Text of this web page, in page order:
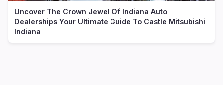
Uncover The Crown Jewel Of Indiana Auto
Dealerships Your Ultimate Guide To Castle Mitsubishi
Indiana